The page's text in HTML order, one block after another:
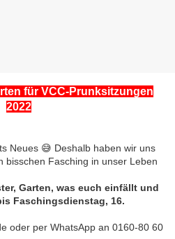
für VCC-Prunksitzungen
2022
Neues 😅 Deshalb haben wir uns
bisschen Fasching in unser Leben
Garten, was euch einfällt und
Faschingsdienstag, 16.
oder per WhatsApp an 0160-80 60